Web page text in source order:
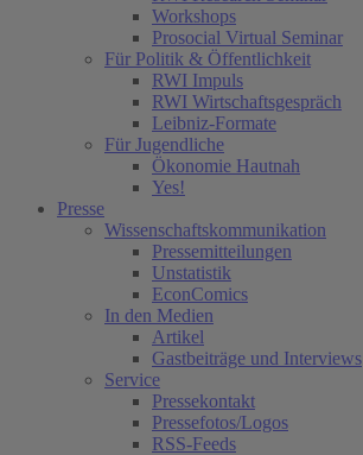
Workshops
Prosocial Virtual Seminar
Für Politik & Öffentlichkeit
RWI Impuls
RWI Wirtschaftsgespräch
Leibniz-Formate
Für Jugendliche
Ökonomie Hautnah
Yes!
Presse
Wissenschaftskommunikation
Pressemitteilungen
Unstatistik
EconComics
In den Medien
Artikel
Gastbeiträge und Interviews
Service
Pressekontakt
Pressefotos/Logos
RSS-Feeds